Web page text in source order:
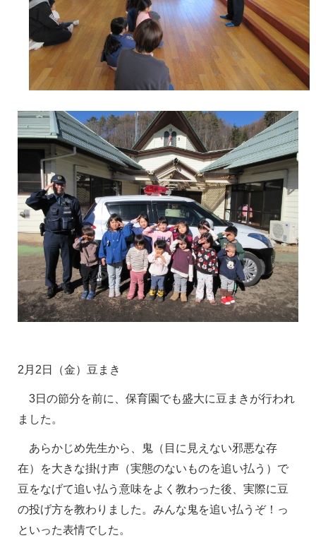
2 月2日（金）豆まき
3日の節分を前に、保育園でも盛大に豆まきが行われ
ました。
あらかじめ先生から、鬼（目に見えない邪悪な存
在）を大きな掛け声（実態のないものを追い払う）で
豆をなげて追い払う意味をよく教わった後、実際に豆
の投げ方を教わりました。みんな鬼を追い払うぞ！っ
といった表情でした。